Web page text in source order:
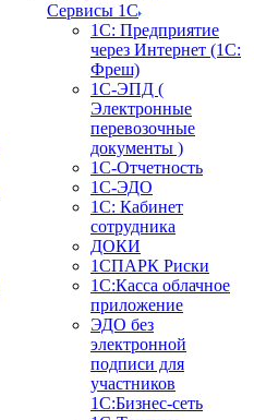
Сервисы 1С
1С: Предприятие
через Интернет (1С:
Фреш)
1С-ЭПД (
Электронные
перевозочные
документы )
1С-Отчетность
1С-ЭДО
1С: Кабинет
сотрудника
ДОКИ
1СПАРК Риски
1С:Касса облачное
приложение
ЭДО без
электронной
подписи для
участников
1С:Бизнес-сеть